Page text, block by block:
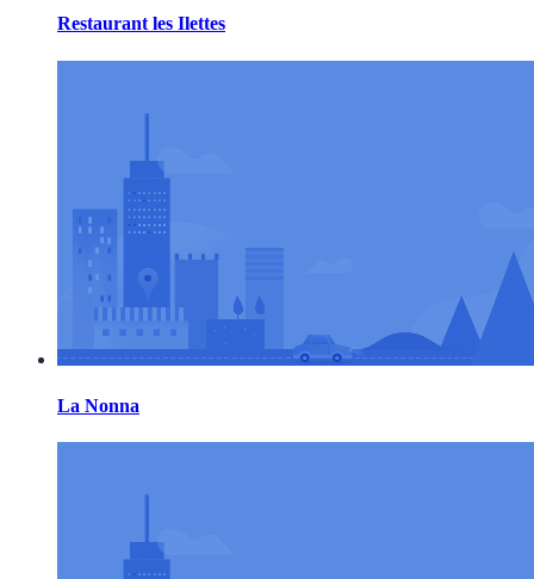
Restaurant les Ilettes
La Nonna